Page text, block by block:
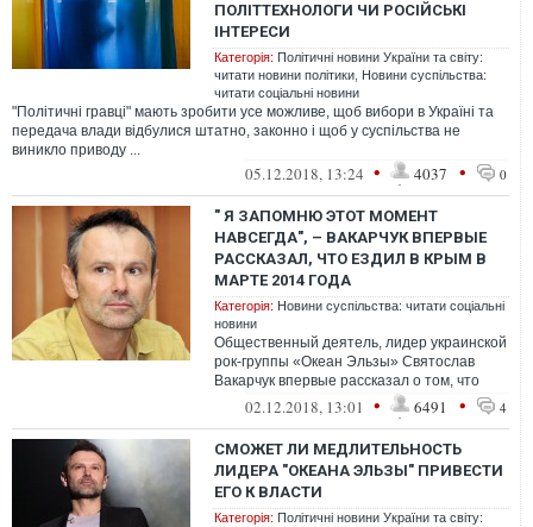
ПОЛІТТЕХНОЛОГИ ЧИ РОСІЙСЬКІ
ІНТЕРЕСИ
Категорія: Політичні новини України та світу:
читати новини політики Новини суспільства:
читати соціальні новини
"Політичні гравці" мають зробити усе можливе, щоб вибори в Україні та
передача влади відбулися штатно, законно і щоб у суспільства не
виникло приводу ...
05.12.2018, 13:24 • 4037 • 0
" Я ЗАПОМНЮ ЭТОТ МОМЕНТ
НАВСЕГДА", – ВАКАРЧУК ВПЕРВЫЕ
РАССКАЗАЛ, ЧТО ЕЗДИЛ В КРЫМ В
МАРТЕ 2014 ГОДА
Категорія: Новини суспільства: читати соціальні
новини
Общественный деятель, лидер украинской
рок-группы «Океан Эльзы» Святослав
Вакарчук впервые рассказал о том, что
был в Крыму накануне аннексии
02.12.2018, 13:01 • 6491 • 4
СМОЖЕТ ЛИ МЕДЛИТЕЛЬНОСТЬ
ЛИДЕРА "ОКЕАНА ЭЛЬЗЫ" ПРИВЕСТИ
ЕГО К ВЛАСТИ
Категорія: Політичні новини України та світу: